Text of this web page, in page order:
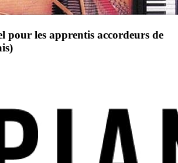
pour les apprentis accordeurs de